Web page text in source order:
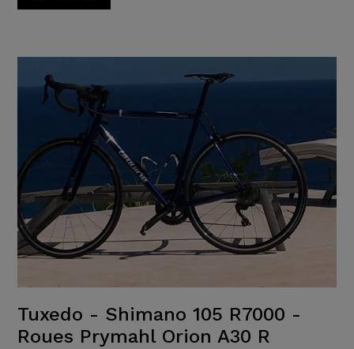
Tuxedo - Shimano 105 R7000 -
Roues Prymahl Orion A30 R